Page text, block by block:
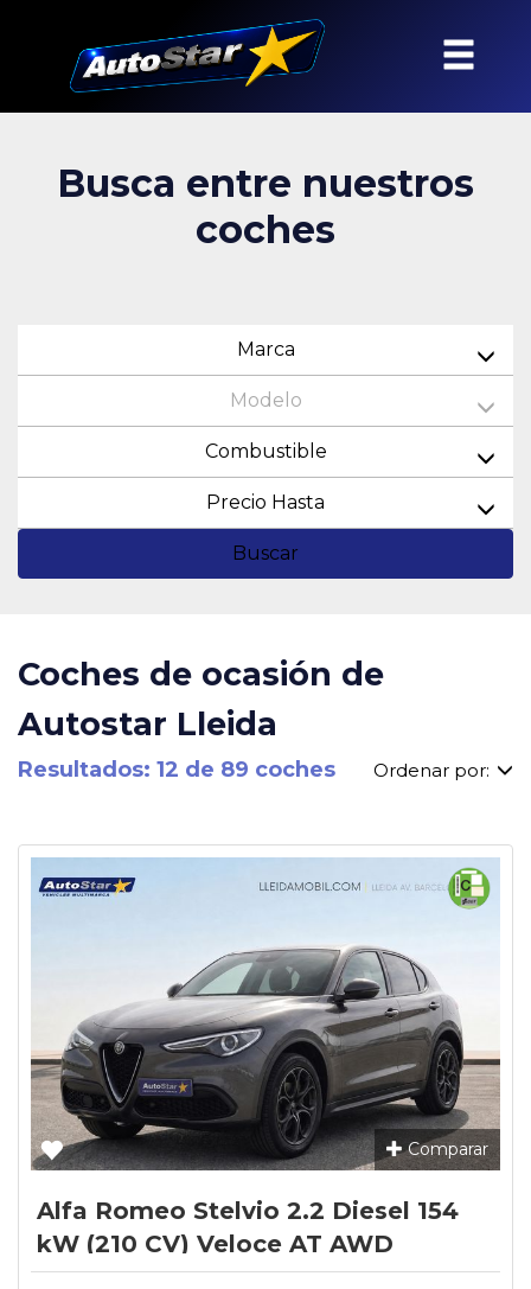
Busca entre nuestros
coches
Marca
Modelo
Combustible
Precio Hasta
Buscar
Coches de ocasión de
Autostar Lleida
Resultados: 12 de 89 coches Ordenar por:
Comparar
Alfa Romeo Stelvio 2.2 Diesel 154
kW (210 CV) Veloce AT AWD